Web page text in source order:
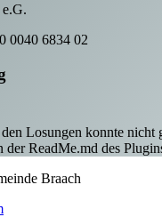
0040 6834 02
Losungen konnte nicht
ReadMe.md des
Braach